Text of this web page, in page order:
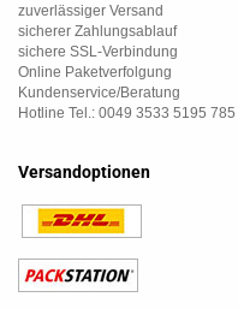
zuverlässiger Versand
sicherer Zahlungsablauf
sichere SSL-Verbindung
Online Paketverfolgung
Kundenservice/Beratung
Hotline Tel.: 0049 3533 5195 785
Versandoptionen